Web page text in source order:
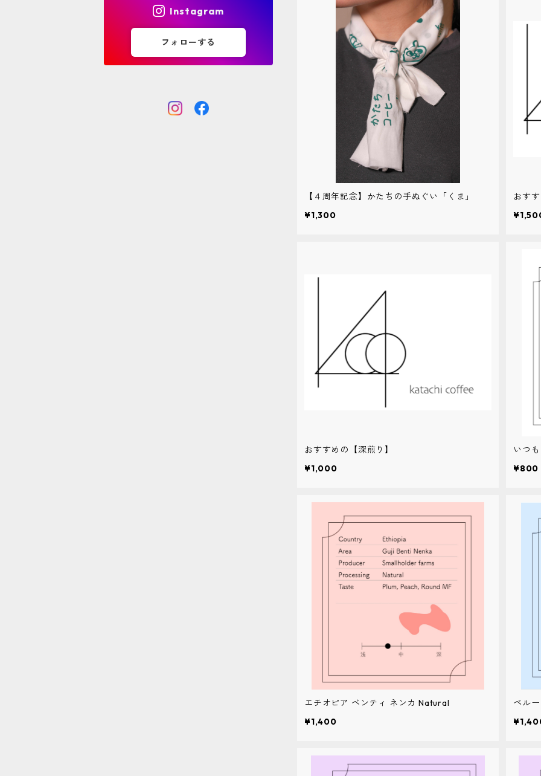
【４周年記念】かたちの手ぬぐい「くま」
¥1,300
おす
おすすめの【深煎り】
¥1,000
いつ
¥800
エチオピア ベンティ ネンカ Natural
¥1,400
ペル
Instagram
フォローする